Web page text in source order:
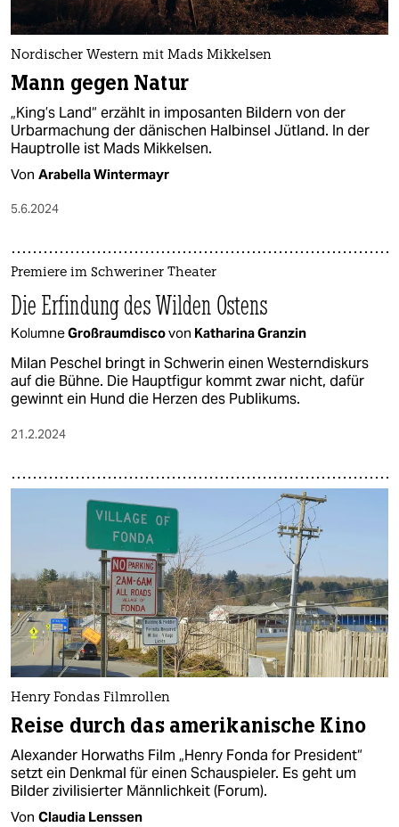
Nordischer Western mit Mads Mikkelsen
Mann gegen Natur
„King’s Land“ erzählt in imposanten Bildern von der
Urbarmachung der dänischen Halbinsel Jütland. In der
Hauptrolle ist Mads Mikkelsen.
Von Arabella Wintermayr
5.6.2024
Premiere im Schweriner Theater
Die Erfindung des Wilden Ostens
KolumneGroßraumdiscovon Katharina Granzin
Milan Peschel bringt in Schwerin einen Westerndiskurs
auf die Bühne. Die Hauptfigur kommt zwar nicht, dafür
gewinnt ein Hund die Herzen des Publikums.
21.2.2024
Henry Fondas Filmrollen
Reise durch das amerikanische Kino
Alexander Horwaths Film „Henry Fonda for President“
setzt ein Denkmal für einen Schauspieler. Es geht um
Bilder zivilisierter Männlichkeit (Forum).
Von Claudia Lenssen